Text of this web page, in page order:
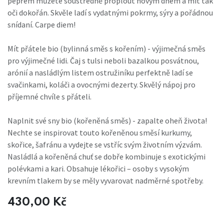
oči dokořán. Skvěle ladí s vydatnými pokrmy, sýry a pořádnou
snídaní. Carpe diem!
Mít přátele bio (bylinná směs s kořením) - výjimečná směs
pro výjimečné lidi. Čaj s tulsi neboli bazalkou posvátnou,
arónií a nasládlým listem ostružiníku perfektně ladí se
svačinkami, koláči a ovocnými dezerty. Skvělý nápoj pro
příjemné chvíle s přáteli.
Naplnit své sny bio (kořeněná směs) - zapalte oheň života!
Nechte se inspirovat touto kořeněnou směsí kurkumy,
skořice, šafránu a vydejte se vstříc svým životním výzvám.
Nasládlá a kořeněná chuť se dobře kombinuje s exotickými
polévkami a kari. Obsahuje lékořici – osoby s vysokým
krevním tlakem by se měly vyvarovat nadměrné spotřeby.
430,00 Kč